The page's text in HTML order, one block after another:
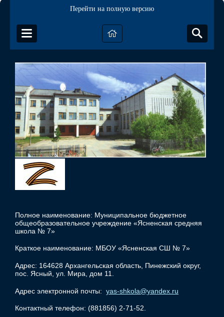
Перейти на полную версию
Полное наименование: Муниципальное бюджетное
общеобразовательное учреждение «Ясненская средняя
школа № 7»
Краткое наименование: МБОУ «Ясненская СШ № 7»
Адрес: 164628 Архангельская область, Пинежский округ,
пос. Ясный, ул. Мира, дом 11.
Адрес электронной почты: yas-shkola@yandex.ru
Контактный телефон: (881856) 2-71-52.